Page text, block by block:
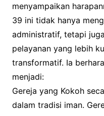
menyampaikan
39 ini tidak hanya
administratif, tetapi
pelayanan yang lebih
transformatif. Ia
menjadi:
Gereja yang Kokoh
dalam tradisi iman.